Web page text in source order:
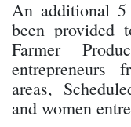
An additional 5
been provided
Farmer
entrepreneurs
areas,
and women